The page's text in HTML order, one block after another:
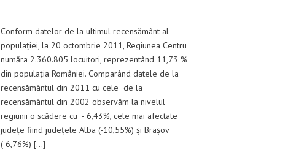
Conform datelor de la ultimul recensământ al
populației, la 20 octombrie 2011, Regiunea Centru
număra 2.360.805 locuitori, reprezentând 11,73 %
din populaţia României. Comparând datele de la
recensământul din 2011 cu cele de la
recensământul din 2002 observăm la nivelul
regiunii o scădere cu - 6,43%, cele mai afectate
județe fiind județele Alba (-10,55%) și Brașov
(-6,76%) [...]